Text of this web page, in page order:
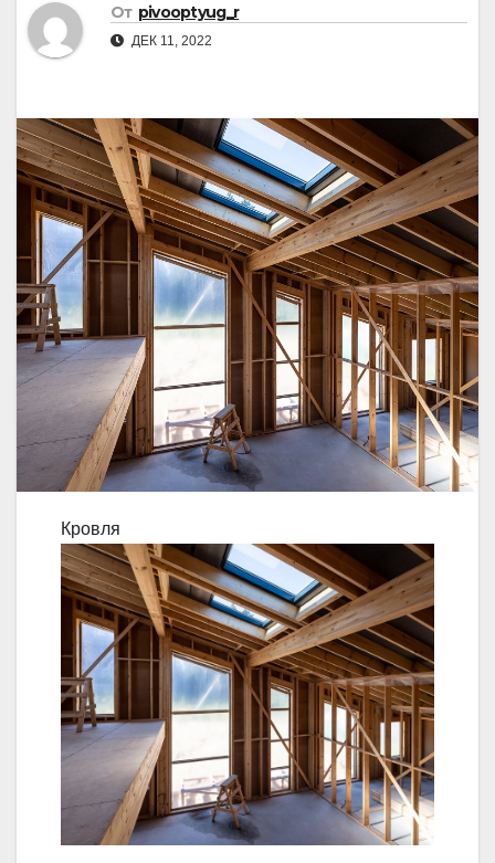
От pivooptyug_r
ДЕК 11, 2022
Кровля